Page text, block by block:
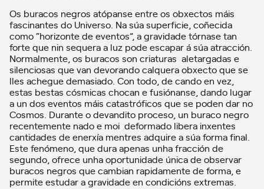
Os buracos negros atópanse entre os obxectos máis
fascinantes do Universo. Na súa superficie, coñecida
como “horizonte de eventos”, a gravidade tórnase tan
forte que nin sequera a luz pode escapar á súa atracción.
Normalmente, os buracos son criaturas aletargadas e
silenciosas que van devorando calquera obxecto que se
lles achegue demasiado. Con todo, de cando en vez,
estas bestas cósmicas chocan e fusiónanse, dando lugar
a un dos eventos máis catastróficos que se poden dar no
Cosmos. Durante o devandito proceso, un buraco negro
recentemente nado e moi deformado libera inxentes
cantidades de enerxía mentres adquire a súa forma final.
Este fenómeno, que dura apenas unha fracción de
segundo, ofrece unha oportunidade única de observar
buracos negros que cambian rapidamente de forma, e
permite estudar a gravidade en condicións extremas.